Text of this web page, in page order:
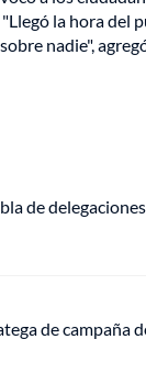
la hora
nadie",
de
de campaña